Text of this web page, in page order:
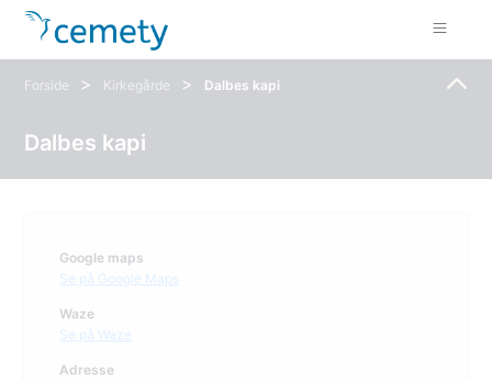
Forside > Kirkegårde > Dalbes kapi
Dalbes kapi
Google maps
Se på Google Maps
Waze
Se på Waze
Adresse